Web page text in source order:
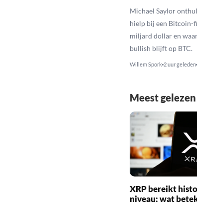
Michael Saylor
hielp bij een Bitcoin-
miljard dollar en
bullish blijft op BTC.
Willem Spork 2 uur geleden
Meest gelezen
XRP bereikt
niveau: wat